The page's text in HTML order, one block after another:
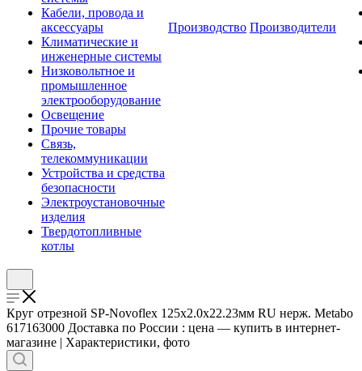
Кабели, провода и
аксессуары
Климатические и
инженерные системы
Низковольтное и
промышленное
электрооборудование
Освещение
Прочие товары
Связь,
телекоммуникации
Устройства и средства
безопасности
Электроустановочные
изделия
Твердотопливные
котлы
Производство Производители
Круг отрезной SP-Novoflex 125х2.0х22.23мм RU нерж. Metabo
617163000 Доставка по России : цена — купить в интернет-
магазине | Характеристики, фото